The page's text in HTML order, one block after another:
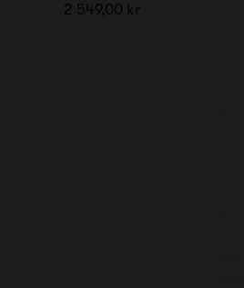
2 549,00 kr